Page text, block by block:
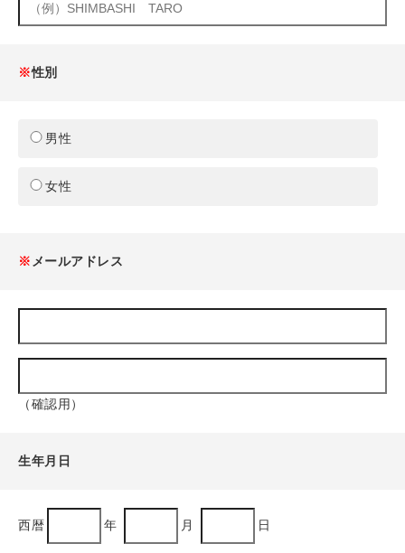
※性別
男性
女性
※ メールアドレス
（確認用）
生年月日
西暦 年 月 日